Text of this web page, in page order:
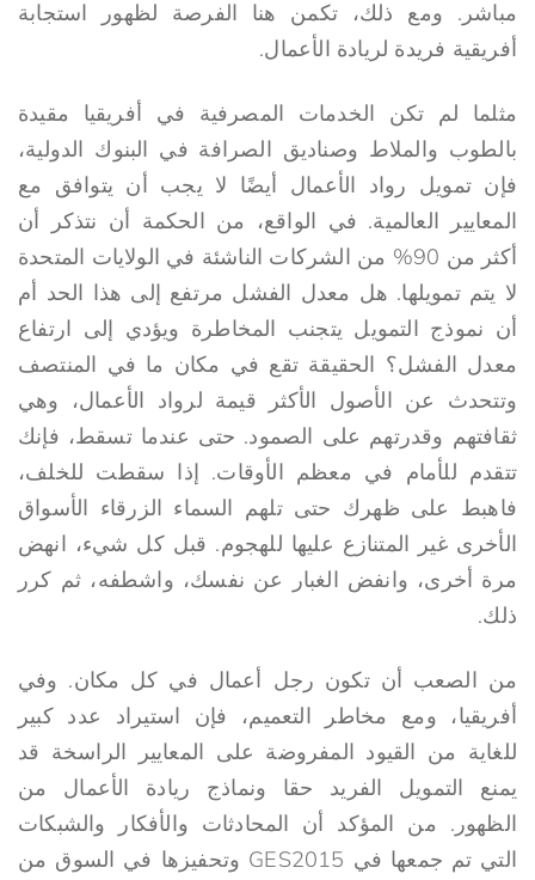
مباشر. ومع ذلك، تكمن هنا الفرصة لظهور استجابة
أفريقية فريدة لريادة الأعمال.
مثلما لم تكن الخدمات المصرفية في أفريقيا مقيدة
بالطوب والملاط وصناديق الصرافة في البنوك الدولية،
فإن تمويل رواد الأعمال أيضًا لا يجب أن يتوافق مع
المعايير العالمية. في الواقع، من الحكمة أن نتذكر أن
أكثر من 90% من الشركات الناشئة في الولايات المتحدة
لا يتم تمويلها. هل معدل الفشل مرتفع إلى هذا الحد أم
أن نموذج التمويل يتجنب المخاطرة ويؤدي إلى ارتفاع
معدل الفشل؟ الحقيقة تقع في مكان ما في المنتصف
وتتحدث عن الأصول الأكثر قيمة لرواد الأعمال، وهي
ثقافتهم وقدرتهم على الصمود. حتى عندما تسقط، فإنك
تتقدم للأمام في معظم الأوقات. إذا سقطت للخلف،
فاهبط على ظهرك حتى تلهم السماء الزرقاء الأسواق
الأخرى غير المتنازع عليها للهجوم. قبل كل شيء، انهض
مرة أخرى، وانفض الغبار عن نفسك، واشطفه، ثم كرر
ذلك.
من الصعب أن تكون رجل أعمال في كل مكان. وفي
أفريقيا، ومع مخاطر التعميم، فإن استيراد عدد كبير
للغاية من القيود المفروضة على المعايير الراسخة قد
يمنع التمويل الفريد حقا ونماذج ريادة الأعمال من
الظهور. من المؤكد أن المحادثات والأفكار والشبكات
التي تم جمعها في GES2015 وتحفيزها في السوق من